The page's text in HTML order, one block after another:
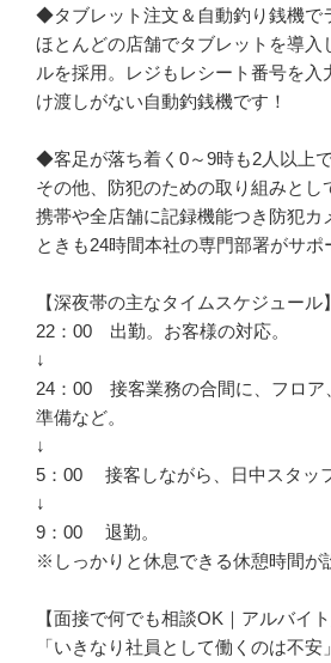
◆タブレット注文＆自動釣り銭機で
ほとんどの店舗でタブレットを導入
ルを採用。レジもレシート番号を入
け渡しがない自動釣銭機です！
◆客足が落ち着く0～9時も2人以上
その他、防犯のための取り組みとし
携帯や全店舗に記録機能つき防犯カ
ときも24時間本社の専門部署がサポ
【深夜帯の主なタイムスケジュール】
22：00　出勤。お客様の対応。
↓
24：00　接客業務の合間に、フロ
準備など。
↓
5：00　 接客しながら、日中スタッ
↓
9：00　 退勤。
※しっかりと休息できる休憩時間が
【面接で何でも相談OK｜アルバイト
「いきなり社員として働くのは不